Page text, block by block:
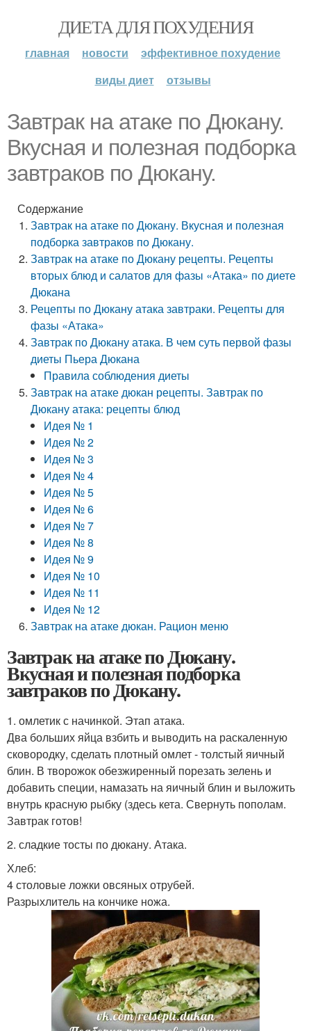
ДИЕТА ДЛЯ ПОХУДЕНИЯ
главная новости
эффективное похудение
виды диет
отзывы
Завтрак на атаке по Дюкану.
Вкусная и полезная подборка
завтраков по Дюкану.
Содержание
Завтрак на атаке по Дюкану. Вкусная и полезная
подборка завтраков по Дюкану.
Завтрак на атаке по Дюкану рецепты. Рецепты
вторых блюд и салатов для фазы «Атака» по диете
Дюкана
Рецепты по Дюкану атака завтраки. Рецепты для
фазы «Атака»
Завтрак по Дюкану атака. В чем суть первой фазы
диеты Пьера Дюкана
Правила соблюдения диеты
Завтрак на атаке дюкан рецепты. Завтрак по
Дюкану атака: рецепты блюд
Идея № 1
Идея № 2
Идея № 3
Идея № 4
Идея № 5
Идея № 6
Идея № 7
Идея № 8
Идея № 9
Идея № 10
Идея № 11
Идея № 12
Завтрак на атаке дюкан. Рацион меню
Завтрак на атаке по Дюкану.
Вкусная и полезная подборка
завтраков по Дюкану.
1. омлетик с начинкой. Этап атака.
Два больших яйца взбить и выводить на раскаленную
сковородку, сделать плотный омлет - толстый яичный
блин. В творожок обезжиренный порезать зелень и
добавить специи, намазать на яичный блин и выложить
внутрь красную рыбку (здесь кета. Свернуть пополам.
Завтрак готов!
2. сладкие тосты по дюкану. Атака.
Хлеб:
4 столовые ложки овсяных отрубей.
Разрыхлитель на кончике ножа.